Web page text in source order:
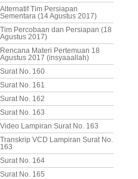
Alternatif Tim Persiapan
Sementara (14 Agustus 2017)
Tim Percobaan dan Persiapan (18
Agustus 2017)
Rencana Materi Pertemuan 18
Agustus 2017 (insyaaallah)
Surat No. 160
Surat No. 161
Surat No. 162
Surat No. 163
Video Lampiran Surat No. 163
Transkrip VCD Lampiran Surat No.
163
Surat No. 164
Surat No. 165